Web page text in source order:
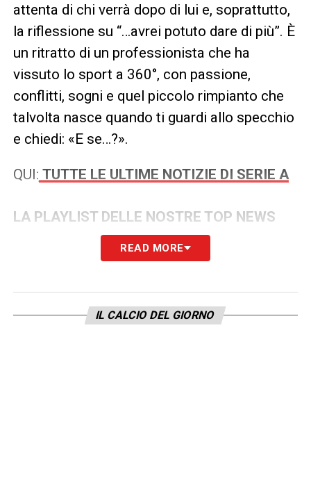
attenta di chi verrà dopo di lui e, soprattutto,
la riflessione su “…avrei potuto dare di più”. È
un ritratto di un professionista che ha
vissuto lo sport a 360°, con passione,
conflitti, sogni e quel piccolo rimpianto che
talvolta nasce quando ti guardi allo specchio
e chiedi: «E se…?».
QUI: TUTTE LE ULTIME NOTIZIE DI SERIE A
LA PLAYLIST DELLE NOSTRE TOP NEWS
READ MORE
IL CALCIO DEL GIORNO